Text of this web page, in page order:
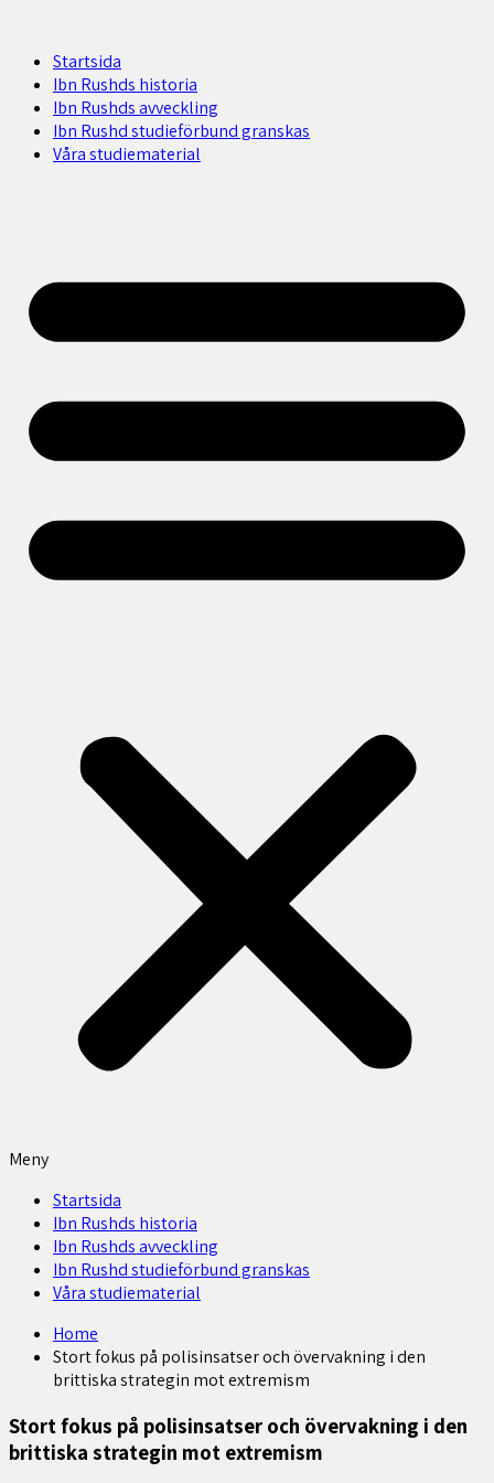
Startsida
Ibn Rushds historia
Ibn Rushds avveckling
Ibn Rushd studieförbund granskas​
Våra studiematerial
Meny
Startsida
Ibn Rushds historia
Ibn Rushds avveckling
Ibn Rushd studieförbund granskas​
Våra studiematerial
Home
Stort fokus på polisinsatser och övervakning i den
brittiska strategin mot extremism
Stort fokus på polisinsatser och övervakning i den
brittiska strategin mot extremism